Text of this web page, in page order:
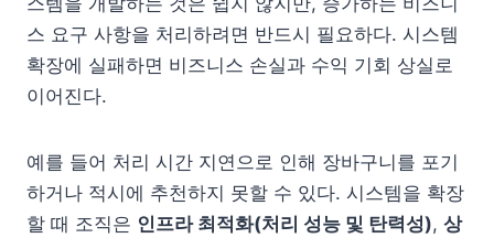
스 요구 사항을 처리하려면 반드시 필요하다. 시스템
확장에 실패하면 비즈니스 손실과 수익 기회 상실로
이어진다.
예를 들어 처리 시간 지연으로 인해 장바구니를 포기
하거나 적시에 추천하지 못할 수 있다. 시스템을 확장
할 때 조직은 인프라 최적화(처리 성능 및 탄력성), 상